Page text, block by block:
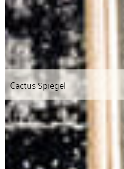
Cactus Spiegel